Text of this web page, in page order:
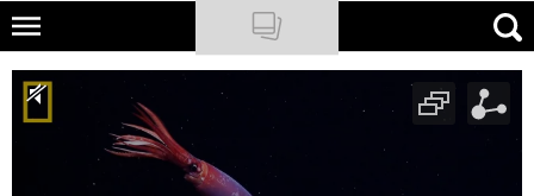
Skip
main
content
NATIONAL GEOGRAPHIC
TRAVELER
PODCASTY